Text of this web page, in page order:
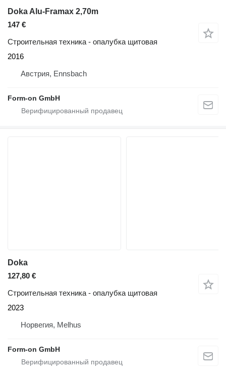
Doka Alu-Framax 2,70m
147 €
Строительная техника - опалубка щитовая
2016
Австрия, Ennsbach
Form-on GmbH
Doka
127,80 €
Строительная техника - опалубка щитовая
2023
Норвегия, Melhus
Form-on GmbH